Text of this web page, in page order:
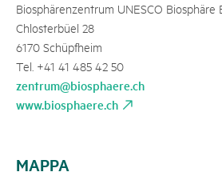
Biosphärenzentrum UNESCO Biosphäre
Chlosterbüel 28
6170 Schüpfheim
Tel. +41 41 485 42 50
zentrum@biosphaere.ch
www.biosphaere.ch
MAPPA